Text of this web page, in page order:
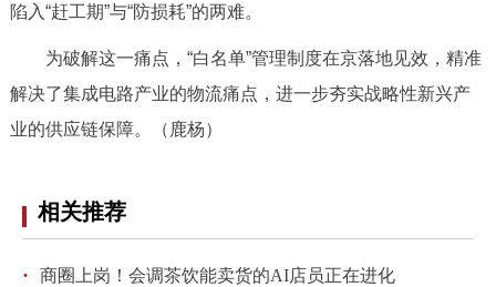
ESPAÑOL العربية
ITALIANO
陷入“赶工期”与“防损耗”的两难。
为破解这一痛点，“白名单”管理制度在京落地见效，精准
解决了集成电路产业的物流痛点，进一步夯实战略性新兴产
业的供应链保障。（鹿杨）
相关推荐
· 商圈上岗！会调茶饮能卖货的AI店员正在进化